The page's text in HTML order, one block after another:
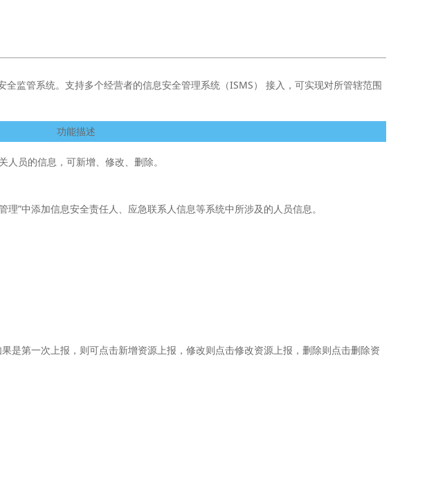
监管系统。支持多个经营者的信息安全管理系统（ISMS） 接入，可实现对所管辖范围
功能描述
员的信息，可新增、修改、删除。
”中添加信息安全责任人、应急联系人信息等系统中所涉及的人员信息。
是第一次上报，则可点击新增资源上报，修改则点击修改资源上报，删除则点击删除资